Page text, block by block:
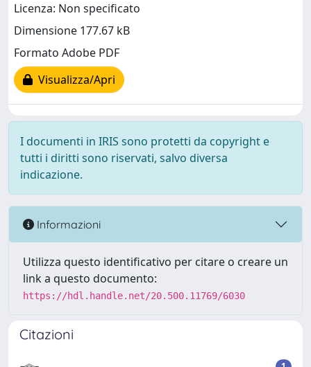
Licenza: Non specificato
Dimensione 177.67 kB
Formato Adobe PDF
Visualizza/Apri
I documenti in IRIS sono protetti da copyright e
tutti i diritti sono riservati, salvo diversa
indicazione.
Informazioni
Utilizza questo identificativo per citare o creare un
link a questo documento:
https://hdl.handle.net/20.500.11769/6030
Citazioni